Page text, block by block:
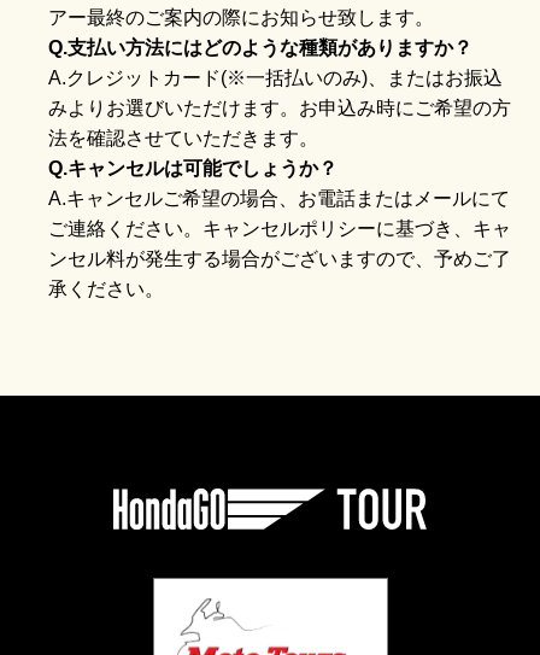
アー最終のご案内の際にお知らせ致します。
Q.支払い方法にはどのような種類がありますか？
A.クレジットカード(※一括払いのみ)、またはお振込
みよりお選びいただけます。お申込み時にご希望の方
法を確認させていただきます。
Q.キャンセルは可能でしょうか？
A.キャンセルご希望の場合、お電話またはメールにて
ご連絡ください。キャンセルポリシーに基づき、キャ
ンセル料が発生する場合がございますので、予めご了
承ください。